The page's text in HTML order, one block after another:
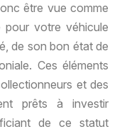
être vue comme
votre véhicule
de son bon état de
Ces éléments
et des
prêts à investir
de ce statut